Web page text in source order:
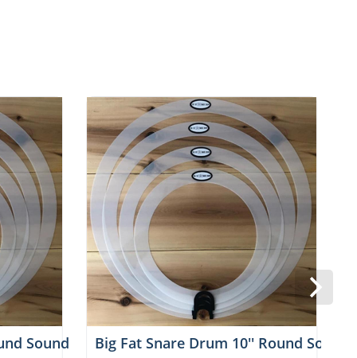
Sound Big Fat Snare Drum 10'' Round Sound